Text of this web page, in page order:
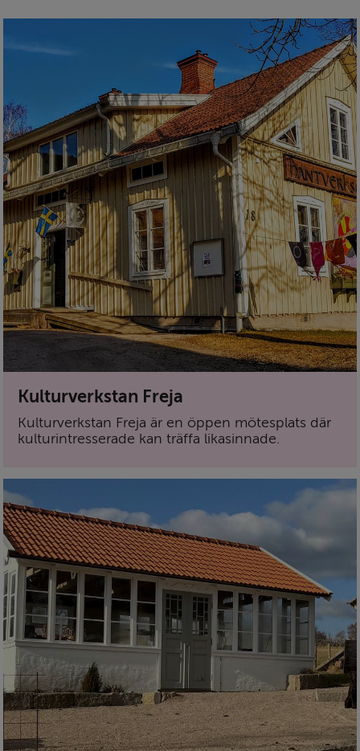
Kulturverkstan Freja
Kulturverkstan Freja är en öppen mötesplats där
kulturintresserade kan träffa likasinnade.